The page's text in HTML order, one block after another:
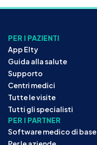
PER I PAZIENTI
App Elty
Guida alla salute
Supporto
Centri medici
Tutte le visite
Tutti gli specialisti
PER I PARTNER
Software medico di base